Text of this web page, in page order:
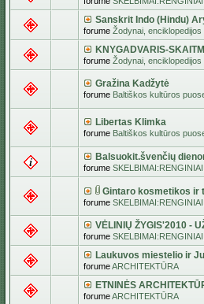
Sanskrit Indo (Hindu)
forume Žodynai, enciklopedijos
KNYGADVARIS-
forume Žodynai, enciklopedijos
Gražina Kadžytė
forume Baltiškos kultūros
Libertas Klimka
forume Baltiškos kultūros
Balsuokit.švenčių
forume
Gintaro kosmetikos ir
forume
VĖLINIŲ ŽYGIS'2010 -
forume
Laukuvos miestelio ir
forumeARCHITEKTŪRA
ETNINĖS
forumeARCHITEKTŪRA